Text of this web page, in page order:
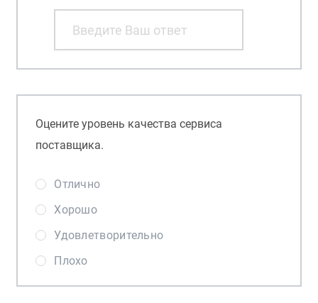
Оцените уровень качества сервиса
поставщика.
Отлично
Хорошо
Удовлетворительно
Плохо